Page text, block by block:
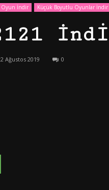
Oyun İndir Küçük Boyutlu Oyunlar İndir
Ağustos 2019 0